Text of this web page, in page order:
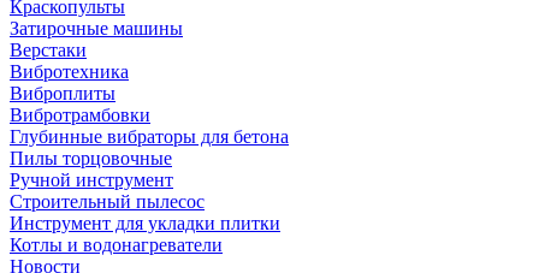
Краскопульты
Затирочные машины
Верстаки
Вибротехника
Виброплиты
Вибротрамбовки
Глубинные вибраторы для бетона
Пилы торцовочные
Ручной инструмент
Строительный пылесос
Инструмент для укладки плитки
Котлы и водонагреватели
Новости